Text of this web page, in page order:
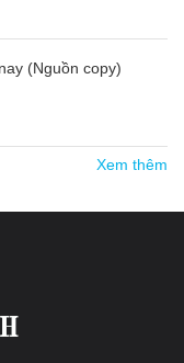
(Nguồn copy)
Xem thêm